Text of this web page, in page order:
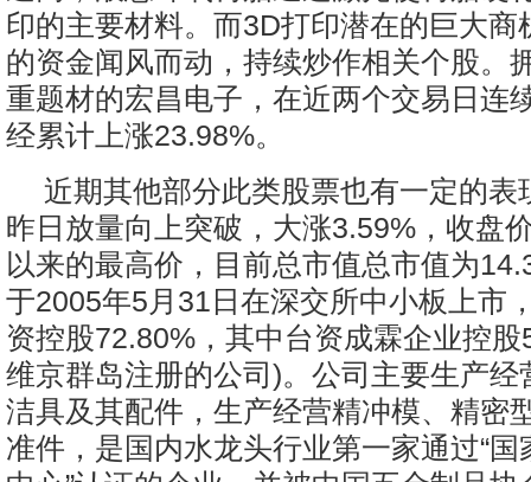
印的主要材料。而3D打印潜在的巨大商
的资金闻风而动，持续炒作相关个股。
重题材的宏昌电子，在近两个交易日连
经累计上涨23.98%。
近期其他部分此类股票也有一定的表
昨日放量向上突破，大涨3.59%，收盘
以来的最高价，目前总市值总市值为
于2005年5月31日在深交所中小板上市
资控股72.80%，其中台资成霖企业控
维京群岛注册的公司)。公司主要生产经
洁具及其配件，生产经营精冲模、精密
准件，是国内水龙头行业第一家通过“